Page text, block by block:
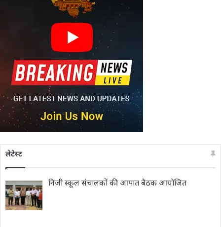
लेटेस्ट
निजी स्कूल संचालकों की आपात बैठक आयोजित